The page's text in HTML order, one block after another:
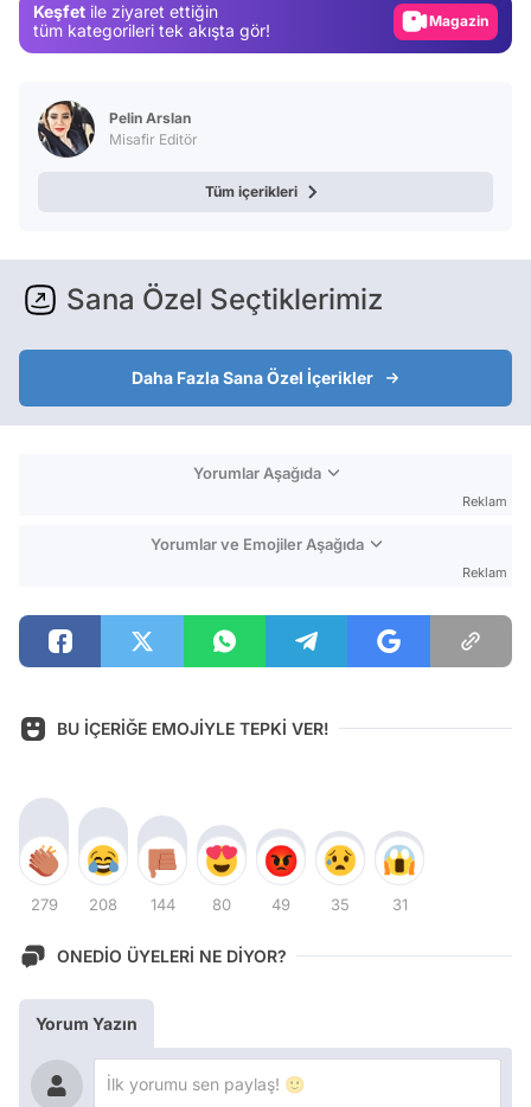
Keşfet ile ziyaret ettiğin
tüm kategorileri tek akışta gör!
Magazin
Pelin Arslan
Misafir Editör
Tüm içerikleri
Sana Özel Seçtiklerimiz
Daha Fazla Sana Özel İçerikler
Yorumlar Aşağıda
Reklam
Yorumlar ve Emojiler Aşağıda
Reklam
BU İÇERİĞE EMOJİYLE TEPKİ VER!
279 208 144 80 49 35 31
ONEDİO ÜYELERİ NE DİYOR?
Yorum Yazın